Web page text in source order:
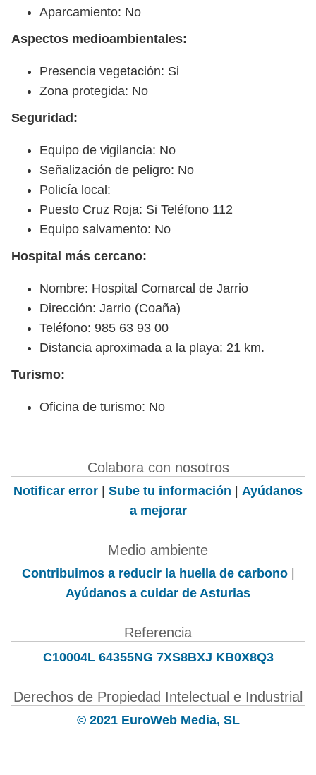
Aparcamiento: No
Aspectos medioambientales:
Presencia vegetación: Si
Zona protegida: No
Seguridad:
Equipo de vigilancia: No
Señalización de peligro: No
Policía local:
Puesto Cruz Roja: Si Teléfono 112
Equipo salvamento: No
Hospital más cercano:
Nombre: Hospital Comarcal de Jarrio
Dirección: Jarrio (Coaña)
Teléfono: 985 63 93 00
Distancia aproximada a la playa: 21 km.
Turismo:
Oficina de turismo: No
Colabora con nosotros
Notificar error | Sube tu información | Ayúdanos
a mejorar
Medio ambiente
Contribuimos a reducir la huella de carbono|
Ayúdanos a cuidar de Asturias
Referencia
C10004L 64355NG 7XS8BXJ KB0X8Q3
Derechos de Propiedad Intelectual e Industrial
© 2021 EuroWeb Media, SL